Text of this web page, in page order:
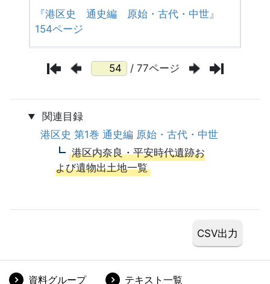
『港区史 通史編 原始・古代・中世』
154ページ
/ 77ページ
関連目録
港区史 第1巻 通史編 原始・古代・中世
港区内奈良・平安時代遺跡お
よび遺物出土地一覧
資料グループ テキスト一覧